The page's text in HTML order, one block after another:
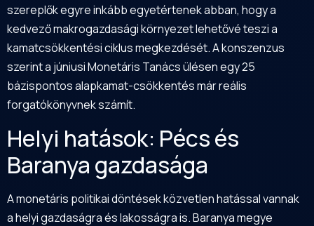
szereplők egyre inkább egyetértenek abban, hogy a
kedvező makrogazdasági környezet lehetővé teszi a
kamatcsökkentési ciklus megkezdését. A konszenzus
szerint a júniusi Monetáris Tanács ülésen egy 25
bázispontos alapkamat-csökkentés már reális
forgatókönyvnek számít.
Helyi hatások: Pécs és
Baranya gazdasága
A monetáris politikai döntések közvetlen hatással vannak
a helyi gazdaságra és lakosságra is. Baranya megye